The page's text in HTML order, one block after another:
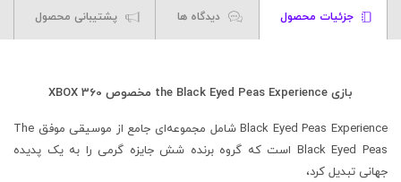
جزئیات محصول دیدگاه ها پشتیبانی محصول
بازی the Black Eyed Peas Experience مخصوص XBOX 360
Black Eyed Peas Experience شامل مجموعه‌ای جامع از موسیقی موفق The
Black Eyed Peas است که گروه برنده شش جایزه گرمی را به یک پدیده
جهانی تبدیل کرد،